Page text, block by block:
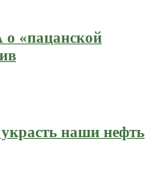
«пацанской
наши нефть